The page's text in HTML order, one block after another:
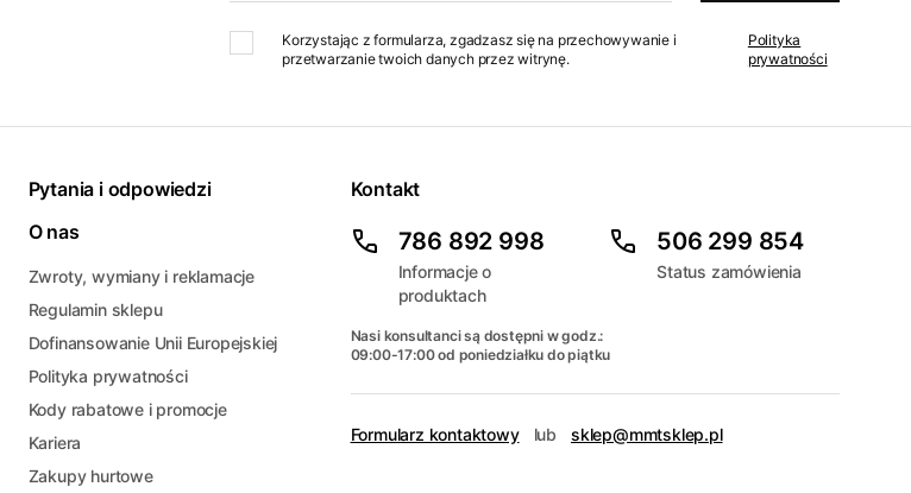
Korzystając z formularza, zgadzasz się na przechowywanie i
przetwarzanie twoich danych przez witrynę.
Polityka
prywatności
Pytania i odpowiedzi
O nas
Zwroty, wymiany i reklamacje
Regulamin sklepu
Dofinansowanie Unii Europejskiej
Polityka prywatności
Kody rabatowe i promocje
Kariera
Zakupy hurtowe
Kontakt
786 892 998
Informacje o
produktach
506 299 854
Status zamówienia
Nasi konsultanci są dostępni w godz.:
09:00-17:00 od poniedziałku do piątku
Formularz kontaktowy lub sklep@mmtsklep.pl